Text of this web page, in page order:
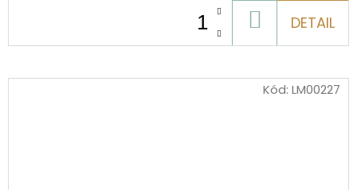
KOŠÍKU
DETAIL
Kód: LM00227